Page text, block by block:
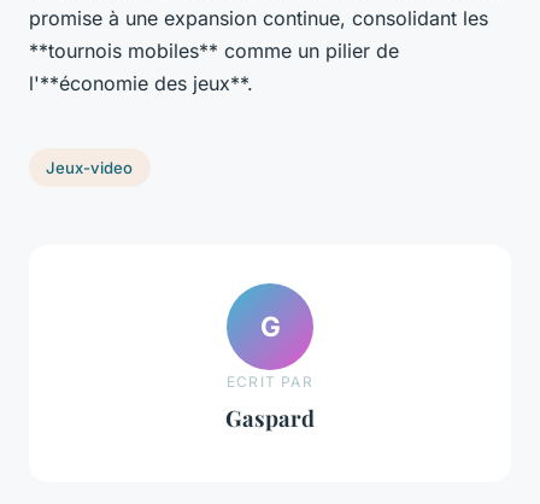
promise à une expansion continue, consolidant les
**tournois mobiles** comme un pilier de
l'**économie des jeux**.
Jeux-video
G
ECRIT PAR
Gaspard